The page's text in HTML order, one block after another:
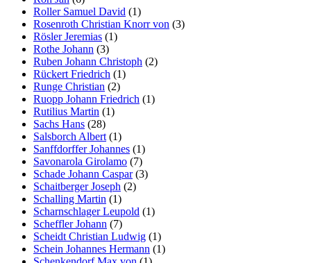
Roller Samuel David (1)
Rosenroth Christian Knorr von (3)
Rösler Jeremias (1)
Rothe Johann (3)
Ruben Johann Christoph (2)
Rückert Friedrich (1)
Runge Christian (2)
Ruopp Johann Friedrich (1)
Rutilius Martin (1)
Sachs Hans (28)
Salsborch Albert (1)
Sanffdorffer Johannes (1)
Savonarola Girolamo (7)
Schade Johann Caspar(3)
Schaitberger Joseph (2)
Schalling Martin (1)
Scharnschlager Leupold (1)
Scheffler Johann (7)
Scheidt Christian Ludwig (1)
Schein Johannes Hermann (1)